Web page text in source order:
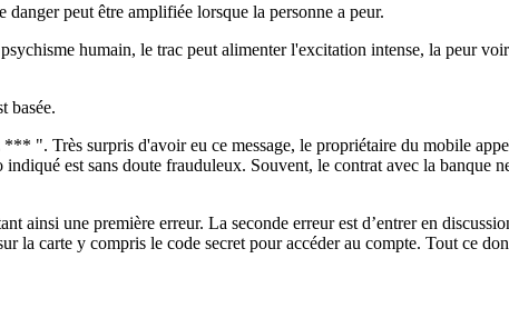
peut être amplifiée lorsque la personne a peur.
humain, le trac peut alimenter l'excitation intense, la peur
basée.
". Très surpris d'avoir eu ce message, le propriétaire du mobile
est sans doute frauduleux. Souvent, le contrat avec la banque
ainsi une première erreur. La seconde erreur est d’entrer en
la carte y compris le code secret pour accéder au compte. Tout ce